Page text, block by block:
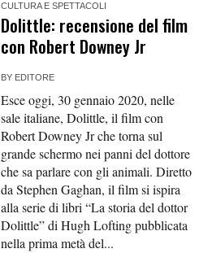
CULTURA E SPETTACOLI
Dolittle: recensione del film
con Robert Downey Jr
BY EDITORE
Esce oggi, 30 gennaio 2020, nelle
sale italiane, Dolittle, il film con
Robert Downey Jr che torna sul
grande schermo nei panni del dottore
che sa parlare con gli animali. Diretto
da Stephen Gaghan, il film si ispira
alla serie di libri “La storia del dottor
Dolittle” di Hugh Lofting pubblicata
nella prima metà del...